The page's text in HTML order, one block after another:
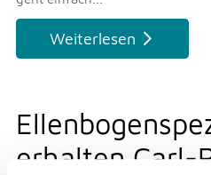
Weiterlesen
erhalten Carl-